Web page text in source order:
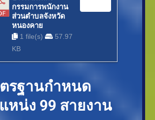
กรรมการพนักงาน
ส่วนตำบลจังหวัด
หนองคาย
1 file(s)
57.97
KB
รฐานกำหนด
หน่ง 99 สายงาน